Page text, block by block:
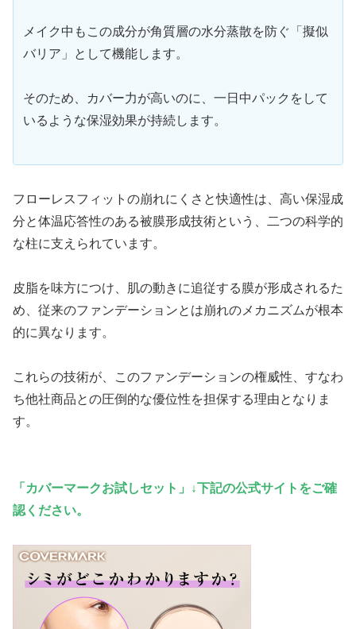
メイク中もこの成分が角質層の水分蒸散を防ぐ「擬似
バリア」として機能します。
そのため、カバー力が高いのに、一日中パックをして
いるような保湿効果が持続します。
フローレスフィットの崩れにくさと快適性は、高い保湿成
分と体温応答性のある被膜形成技術という、二つの科学的
な柱に支えられています。
皮脂を味方につけ、肌の動きに追従する膜が形成されるた
め、従来のファンデーションとは崩れのメカニズムが根本
的に異なります。
これらの技術が、このファンデーションの権威性、すなわ
ち他社商品との圧倒的な優位性を担保する理由となりま
す。
「カバーマークお試しセット」↓下記の公式サイトをご確
認ください。